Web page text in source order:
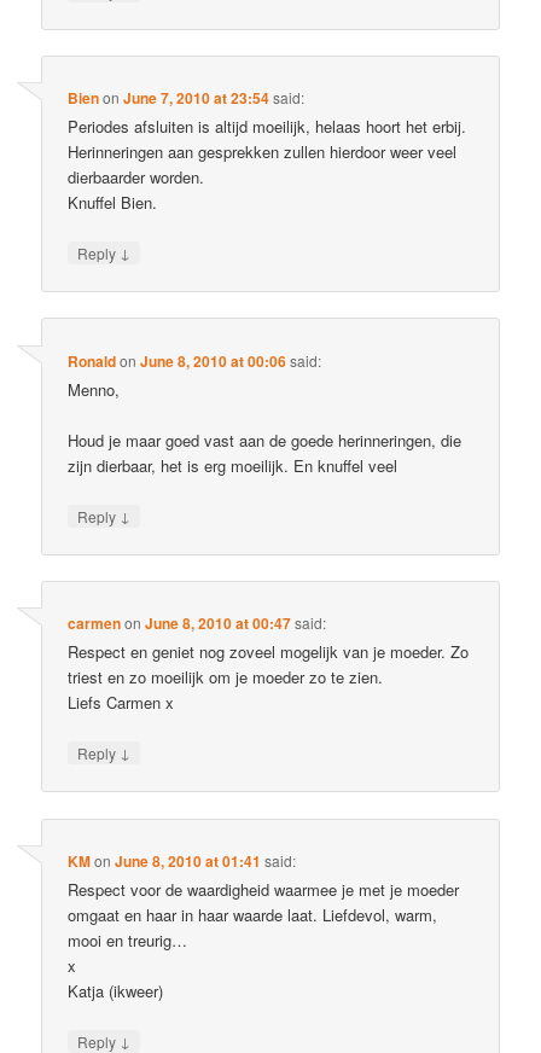
BienonJune 7, 2010 at 23:54said:
Periodes afsluiten is altijd moeilijk, helaas hoort het erbij.
Herinneringen aan gesprekken zullen hierdoor weer veel
dierbaarder worden.
Knuffel Bien.
Reply ↓
RonaldonJune 8, 2010 at 00:06said:
Menno,
Houd je maar goed vast aan de goede herinneringen, die
zijn dierbaar, het is erg moeilijk. En knuffel veel
Reply ↓
carmenonJune 8, 2010 at 00:47said:
Respect en geniet nog zoveel mogelijk van je moeder. Zo
triest en zo moeilijk om je moeder zo te zien.
Liefs Carmen x
Reply ↓
KMonJune 8, 2010 at 01:41 said:
Respect voor de waardigheid waarmee je met je moeder
omgaat en haar in haar waarde laat. Liefdevol, warm,
mooi en treurig…
x
Katja (ikweer)
Reply ↓